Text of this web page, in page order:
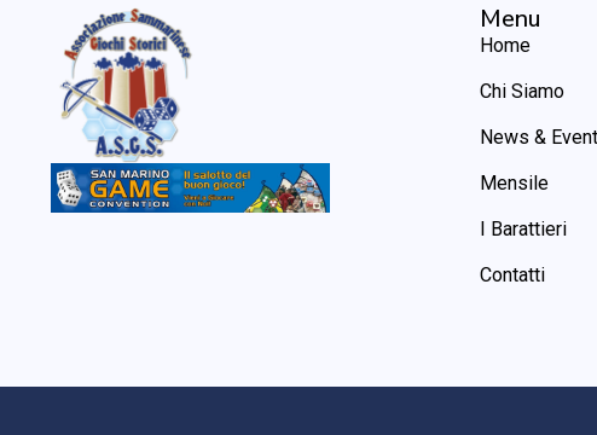
Menu
Home
Chi Siamo
News &
Mensile
I Barattieri
Contatti